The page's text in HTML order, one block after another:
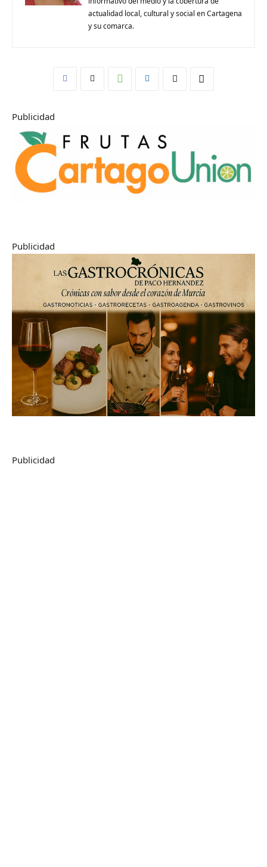
actualidad local, cultural y social en Cartagena
y su comarca.
Publicidad
Publicidad
Publicidad